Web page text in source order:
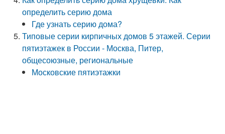
определить серию дома
Где узнать серию дома?
Типовые серии кирпичных домов 5 этажей. Серии
пятиэтажек в России - Москва, Питер,
общесоюзные, региональные
Московские пятиэтажки